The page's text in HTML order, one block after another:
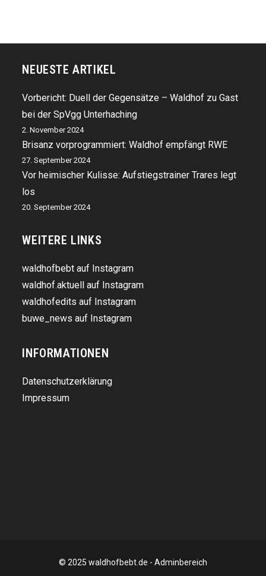
NEUESTE ARTIKEL
Vorbericht: Duell der Gegensätze – Waldhof zu Gast
bei der SpVgg Unterhaching
2. November 2024
Brisanz vorprogrammiert: Waldhof empfängt RWE
27. September 2024
Vor heimischer Kulisse: Aufstiegstrainer Trares legt
los
20. September 2024
WEITERE LINKS
waldhofbebt auf Instagram
waldhof.aktuell auf Instagram
waldhofedits auf Instagram
buwe_news auf Instagram
INFORMATIONEN
Datenschutzerklärung
Impressum
© 2025 waldhofbebt.de - Adminbereich